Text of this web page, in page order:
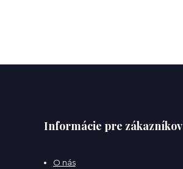
Informácie pre zákazníkov
O nás